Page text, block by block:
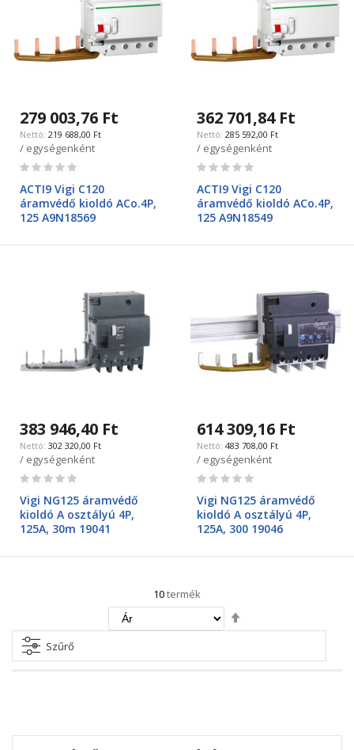
279 003,76 Ft
219 688,00 Ft
/ egységenként
Rating:
ACTI9 Vigi C120
áramvédő kioldó ACo.4P,
125 A9N18569
362 701,84 Ft
285 592,00 Ft
/ egységenként
Rating:
ACTI9 Vigi C120
áramvédő kioldó ACo.4P,
125 A9N18549
383 946,40 Ft
302 320,00 Ft
/ egységenként
Rating:
Vigi NG125 áramvédő
kioldó A osztályú 4P,
125A, 30m 19041
614 309,16 Ft
483 708,00 Ft
/ egységenként
Rating:
Vigi NG125 áramvédő
kioldó A osztályú 4P,
125A, 300 19046
10termék
irány
Szűrő